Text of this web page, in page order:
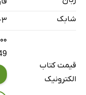
نیروى تردید. پیمان
کنید
رؤیاى اولین توجه.
رؤیاى دومین توجه.
رؤیاى سومین توجه.
بیننده شدن. دیدگاهى
شابک
3
قیمت کتاب
الکترونیک